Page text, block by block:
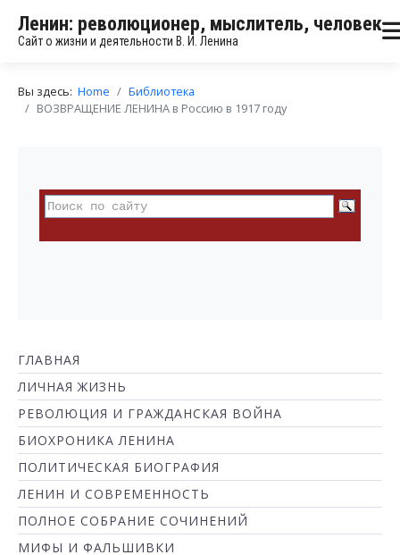
Ленин: революционер, мыслитель, человек
Сайт о жизни и деятельности В. И. Ленина
Вы здесь: Home
Библиотека
ВОЗВРАЩЕНИЕ ЛЕНИНА в Россию в 1917 году
ГЛАВНАЯ
ЛИЧНАЯ ЖИЗНЬ
РЕВОЛЮЦИЯ И ГРАЖДАНСКАЯ ВОЙНА
БИОХРОНИКА ЛЕНИНА
ПОЛИТИЧЕСКАЯ БИОГРАФИЯ
ЛЕНИН И СОВРЕМЕННОСТЬ
ПОЛНОЕ СОБРАНИЕ СОЧИНЕНИЙ
МИФЫ И ФАЛЬШИВКИ